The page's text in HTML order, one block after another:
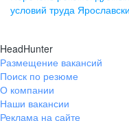
+7 843 212-12-50
Екатеринбург
ул. Боевых Дружин, стр. 20,
+7 343 226-79-99
условий труда
HeadHunter
Размещение вакансий
Поиск по резюме
О компании
Наши вакансии
Реклама на сайте